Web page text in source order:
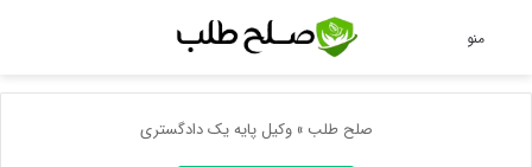
منو
صلح طلب » وکیل پایه یک دادگستری